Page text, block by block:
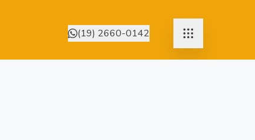
(19) 2660-0142